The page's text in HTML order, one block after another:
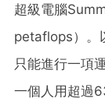
超級電腦
petaflops）。
只能進行一項
一個人用超過